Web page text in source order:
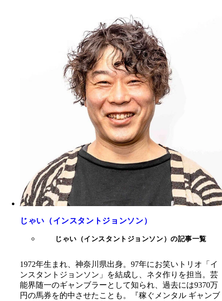
じゃい（インスタントジョンソン）
じゃい（インスタントジョンソン）の記事一覧
1972年生まれ、神奈川県出身。97年にお笑いトリオ「イ
ンスタントジョンソン」を結成し、ネタ作りを担当。芸
能界随一のギャンブラーとして知られ、過去には9370万
円の馬券を的中させたことも。『稼ぐメンタル ギャンブ